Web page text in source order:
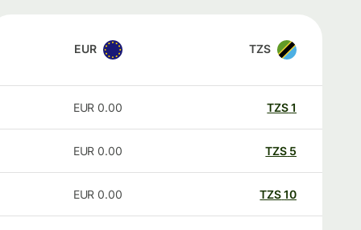
TZS
EUR
TZS
0.00
EUR
TZS
0.00
EUR
TZS
0.00
EUR